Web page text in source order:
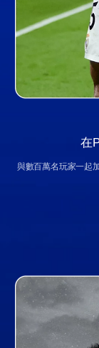
在
與數百萬名玩家一起